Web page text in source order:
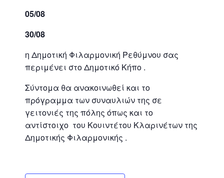
05/08
30/08
η Δημοτική Φιλαρμονική Ρεθύμνου σας
περιμένει στο Δημοτικό Κήπο .
Σύντομα θα ανακοινωθεί και το
πρόγραμμα των συναυλιών της σε
γειτονιές της πόλης όπως και το
αντίστοιχο του Κουιντέτου Κλαρινέτων της
Δημοτικής Φιλαρμονικής .